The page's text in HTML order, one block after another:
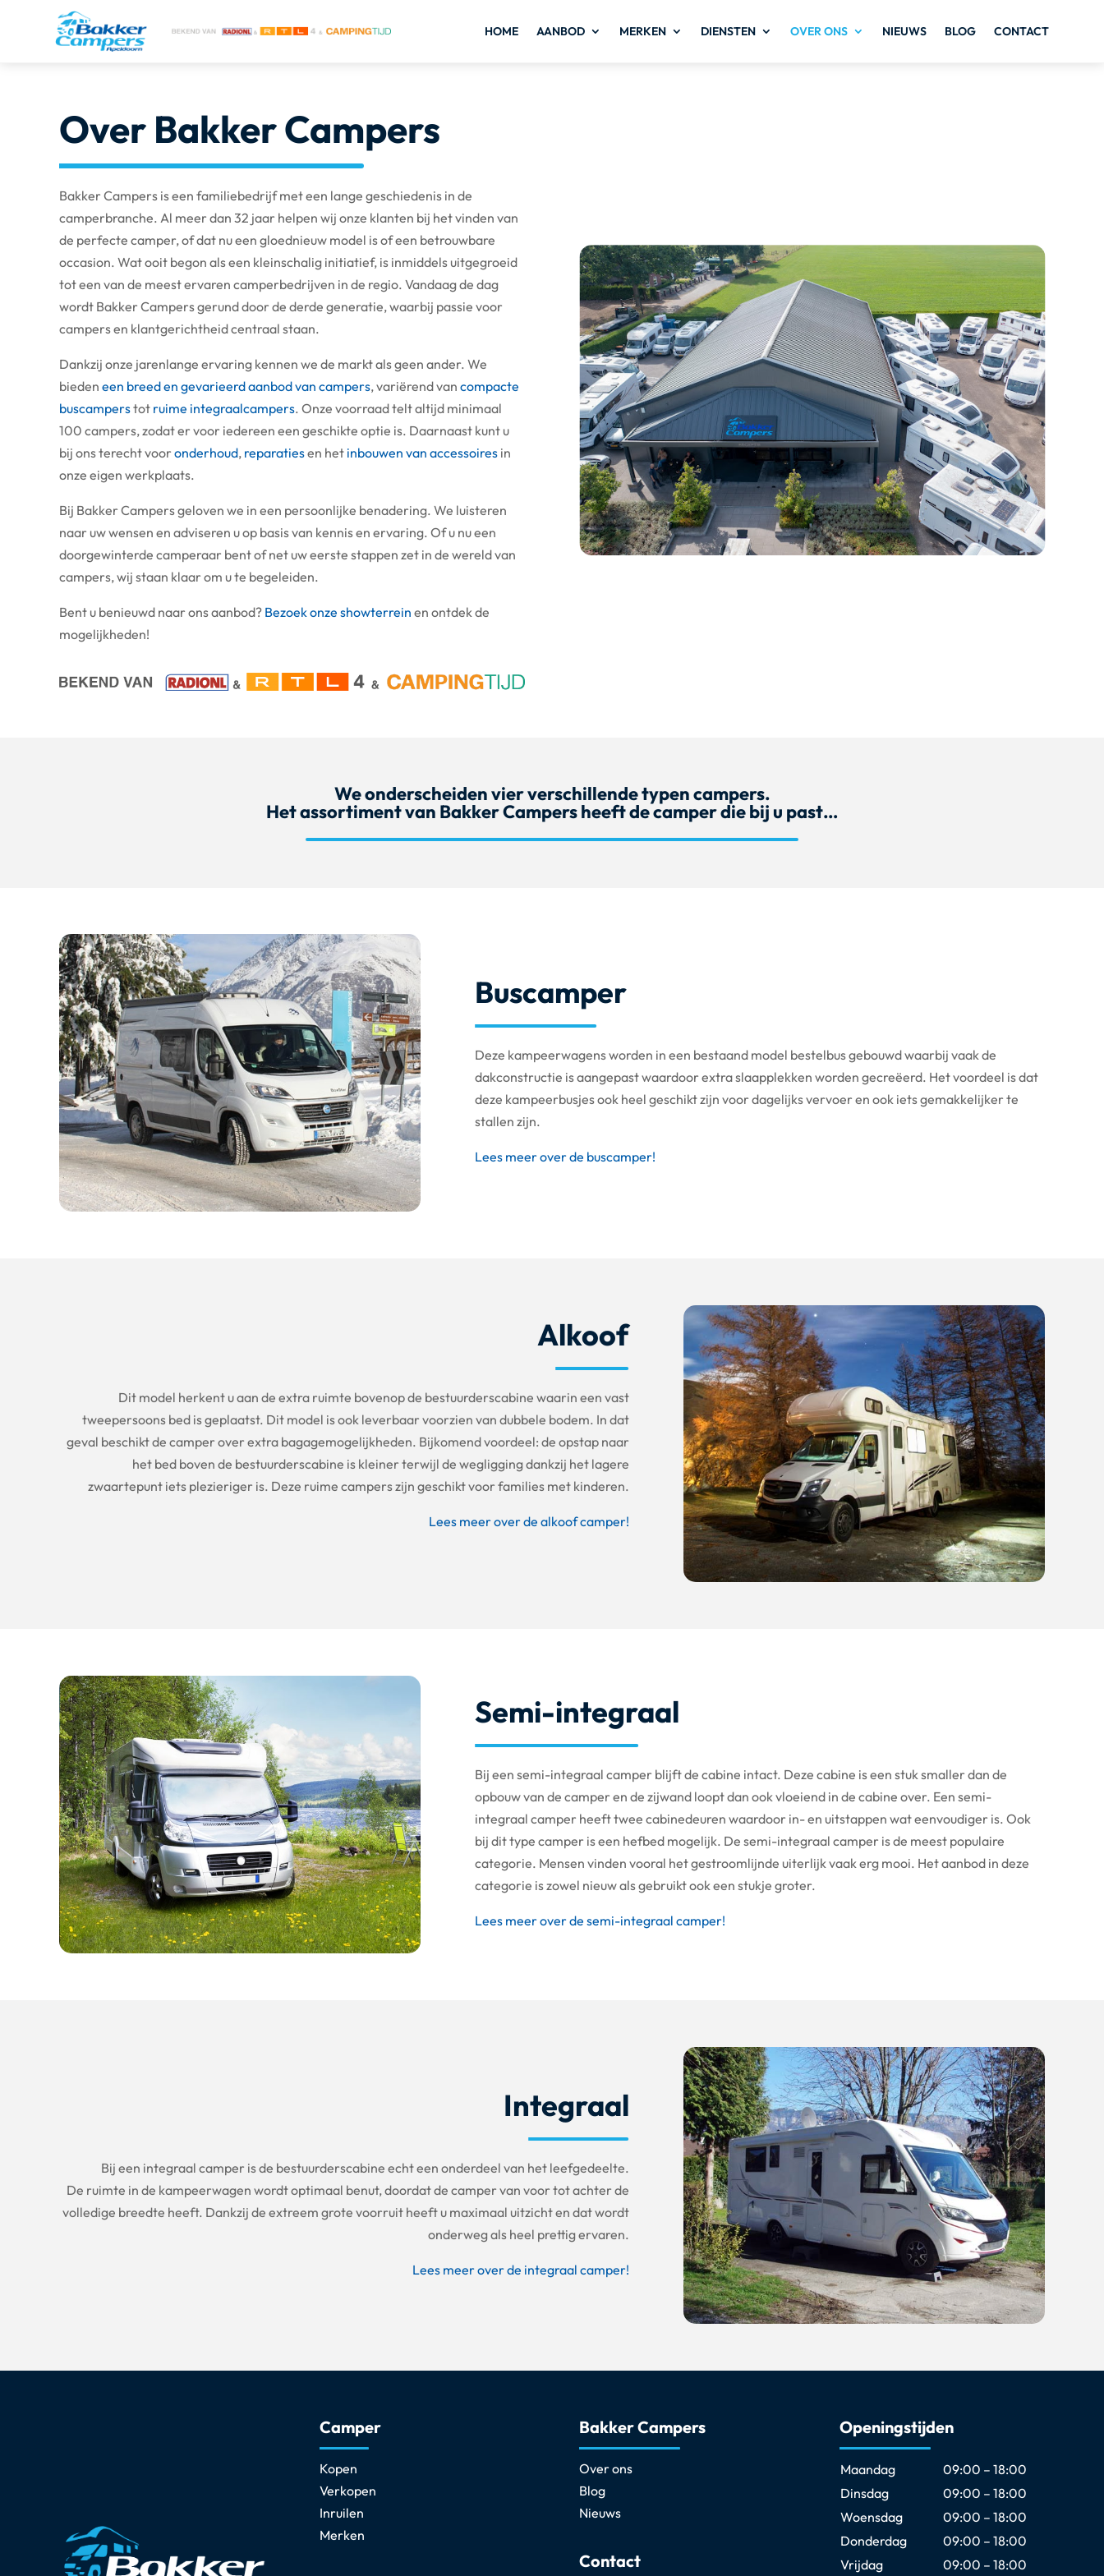
HOME AANBOD MERKEN DIENSTEN OVER ONS NIEUWS BLOG CONTACT
Over Bakker Campers
Bakker Campers is een familiebedrijf met een lange geschiedenis in de
camperbranche. Al meer dan 32 jaar helpen wij onze klanten bij het vinden van
de perfecte camper, of dat nu een gloednieuw model is of een betrouwbare
occasion. Wat ooit begon als een kleinschalig initiatief, is inmiddels uitgegroeid
tot een van de meest ervaren camperbedrijven in de regio. Vandaag de dag
wordt Bakker Campers gerund door de derde generatie, waarbij passie voor
campers en klantgerichtheid centraal staan.
Dankzij onze jarenlange ervaring kennen we de markt als geen ander. We
bieden een breed en gevarieerd aanbod van campers, variërend van compacte
buscamperstot ruime integraalcampers. Onze voorraad telt altijd minimaal
100 campers, zodat er voor iedereen een geschikte optie is. Daarnaast kunt u
bij ons terecht vooronderhoud, reparatiesen het inbouwen van accessoires in
onze eigen werkplaats.
Bij Bakker Campers geloven we in een persoonlijke benadering. We luisteren
naar uw wensen en adviseren u op basis van kennis en ervaring. Of u nu een
doorgewinterde camperaar bent of net uw eerste stappen zet in de wereld van
campers, wij staan klaar om u te begeleiden.
Bent u benieuwd naar ons aanbod? Bezoek onze showterrein en ontdek de
mogelijkheden!
We onderscheiden vier verschillende typen campers.
Het assortiment van Bakker Campers heeft de camper die bij u past…
Buscamper
Deze kampeerwagens worden in een bestaand model bestelbus gebouwd waarbij vaak de
dakconstructie is aangepast waardoor extra slaapplekken worden gecreëerd. Het voordeel is dat
deze kampeerbusjes ook heel geschikt zijn voor dagelijks vervoer en ook iets gemakkelijker te
stallen zijn.
Lees meer over de buscamper!
Alkoof
Dit model herkent u aan de extra ruimte bovenop de bestuurderscabine waarin een vast
tweepersoons bed is geplaatst. Dit model is ook leverbaar voorzien van dubbele bodem. In dat
geval beschikt de camper over extra bagagemogelijkheden. Bijkomend voordeel: de opstap naar
het bed boven de bestuurderscabine is kleiner terwijl de wegligging dankzij het lagere
zwaartepunt iets plezieriger is. Deze ruime campers zijn geschikt voor families met kinderen.
Lees meer over de alkoof camper!
Semi-integraal
Bij een semi-integraal camper blijft de cabine intact. Deze cabine is een stuk smaller dan de
opbouw van de camper en de zijwand loopt dan ook vloeiend in de cabine over. Een semi-
integraal camper heeft twee cabinedeuren waardoor in- en uitstappen wat eenvoudiger is. Ook
bij dit type camper is een hefbed mogelijk. De semi-integraal camper is de meest populaire
categorie. Mensen vinden vooral het gestroomlijnde uiterlijk vaak erg mooi. Het aanbod in deze
categorie is zowel nieuw als gebruikt ook een stukje groter.
Lees meer over de semi-integraal camper!
Integraal
Bij een integraal camper is de bestuurderscabine echt een onderdeel van het leefgedeelte.
De ruimte in de kampeerwagen wordt optimaal benut, doordat de camper van voor tot achter de
volledige breedte heeft. Dankzij de extreem grote voorruit heeft u maximaal uitzicht en dat wordt
onderweg als heel prettig ervaren.
Lees meer over de integraal camper!
Camper
Kopen
Verkopen
Inruilen
Merken
Bakker Campers
Over ons
Blog
Nieuws
Contact
Openingstijden
Maandag
09:00 – 18:00
Dinsdag
09:00 – 18:00
Woensdag
09:00 – 18:00
Donderdag
09:00 – 18:00
Vrijdag
09:00 – 18:00